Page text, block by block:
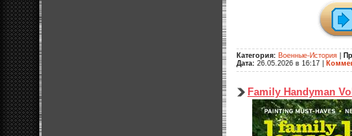
Категория: Военные-История
Дата: 26.05.2026 в 16:17
Family Handyman